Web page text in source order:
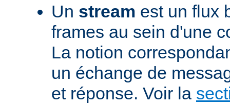
Un stream est un flux
frames au sein d'une
La notion
un échange de
et réponse. Voir la